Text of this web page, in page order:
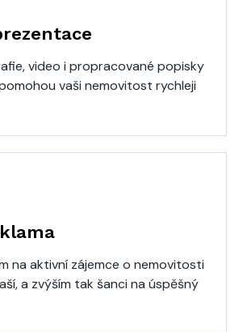
video i propracované popisky
vaši nemovitost rychleji
na aktivní zájemce o nemovitosti
a zvýším tak šanci na úspěšný